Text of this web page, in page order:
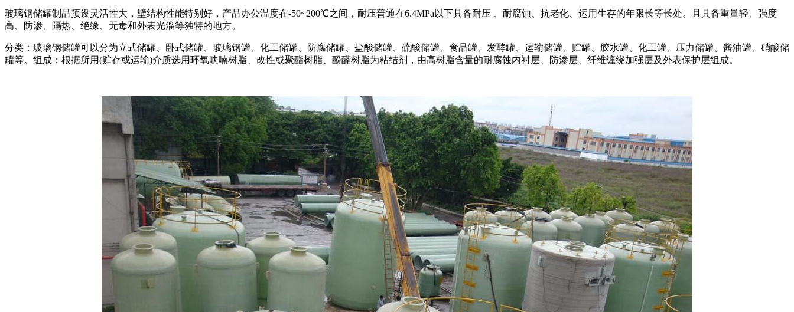
玻璃钢储罐制品预设灵活性大，壁结构性能特别好，产品办公温度在-50~200℃之间，耐压普通在6.4MPa以下具备耐压 、耐腐蚀、抗老化、运用生存的年限长等长处。且具备重量轻、强度
高、防渗、隔热、绝缘、无毒和外表光溜等独特的地方。
分类：玻璃钢储罐可以分为立式储罐、卧式储罐、玻璃钢罐、化工储罐、防腐储罐、盐酸储罐、硫酸储罐、食品罐、发酵罐、运输储罐、贮罐、胶水罐、化工罐、压力储罐、酱油罐、硝酸储
罐等。组成：根据所用(贮存或运输)介质选用环氧呋喃树脂、改性或聚酯树脂、酚醛树脂为粘结剂，由高树脂含量的耐腐蚀内衬层、防渗层、纤维缠绕加强层及外表保护层组成。